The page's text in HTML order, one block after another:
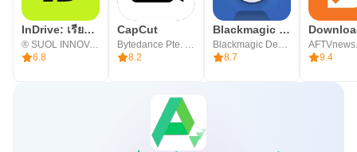
InDrive: เรียกรถ & เดลิเวอรี่
® SUOL INNOVATIONS LTD
6.8
CapCut
Bytedance Pte. Ltd.
8.2
Blackmagic Camera
Blackmagic Design Inc.
8.7
9.4